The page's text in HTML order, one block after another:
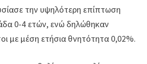
την υψηλότερη επίπτωση
0-4 ετών, ενώ δηλώθηκαν
με μέση ετήσια θνητότητα 0,02%.